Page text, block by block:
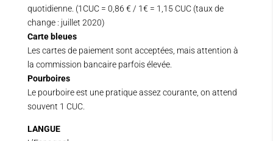
quotidienne. (1CUC = 0,86 € / 1€ = 1,15 CUC (taux de
change : juillet 2020)
Carte bleues
Les cartes de paiement sont acceptées, mais attention à
la commission bancaire parfois élevée.
Pourboires
Le pourboire est une pratique assez courante, on attend
souvent 1 CUC.
LANGUE